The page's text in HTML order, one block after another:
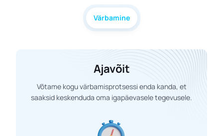
Värbamine
Ajavõit
Võtame kogu värbamisprotsessi enda kanda, et
saaksid keskenduda oma igapäevasele tegevusele.